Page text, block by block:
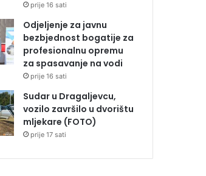
prije 16 sati
Odjeljenje za javnu
bezbjednost bogatije za
profesionalnu opremu
za spasavanje na vodi
prije 16 sati
Sudar u Dragaljevcu,
vozilo završilo u dvorištu
mljekare (FOTO)
prije 17 sati